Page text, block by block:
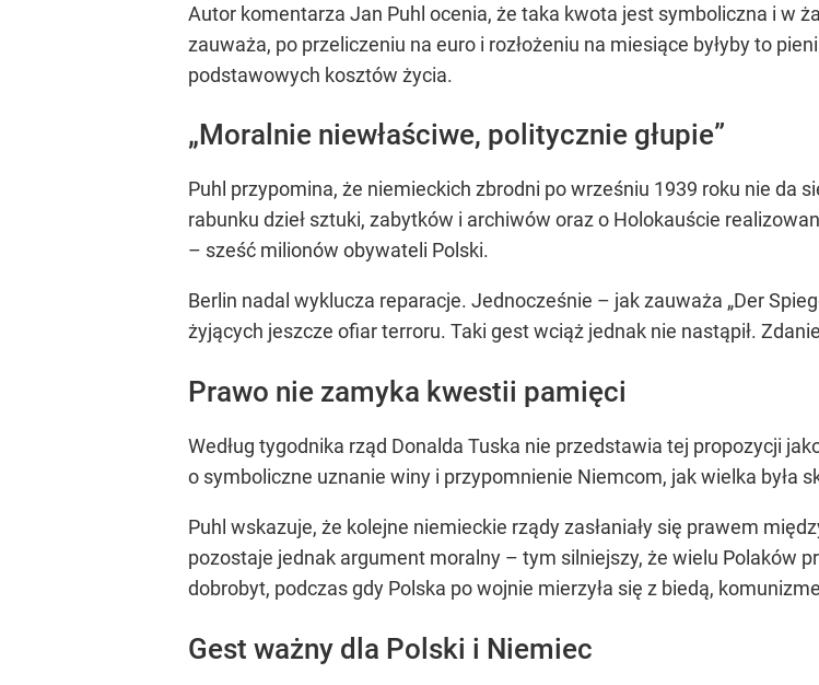
Autor komentarza Jan Puhl ocenia, że taka kwota jest symboliczna i w
zauważa, po przeliczeniu na euro i rozłożeniu na miesiące byłyby to
podstawowych kosztów życia.
„Moralnie niewłaściwe, politycznie głupie”
Puhl przypomina, że niemieckich zbrodni po wrześniu 1939 roku nie da
rabunku dzieł sztuki, zabytków i archiwów oraz o Holokauście
– sześć milionów obywateli Polski.
Berlin nadal wyklucza reparacje. Jednocześnie – jak zauważa „Der
żyjących jeszcze ofiar terroru. Taki gest wciąż jednak nie nastąpił.
Prawo nie zamyka kwestii pamięci
Według tygodnika rząd Donalda Tuska nie przedstawia tej propozycji
o symboliczne uznanie winy i przypomnienie Niemcom, jak wielka była
Puhl wskazuje, że kolejne niemieckie rządy zasłaniały się prawem
pozostaje jednak argument moralny – tym silniejszy, że wielu Polaków
dobrobyt, podczas gdy Polska po wojnie mierzyła się z biedą,
Gest ważny dla Polski i Niemiec